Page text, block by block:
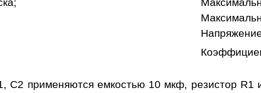
C2 применяются емкостью 10 мкф, резистор R1